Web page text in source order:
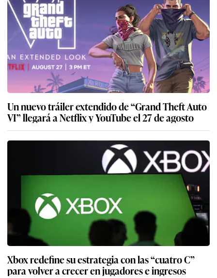
Un nuevo tráiler extendido de “Grand Theft Auto
VI” llegará a Netflix y YouTube el 27 de agosto
Xbox redefine su estrategia con las “cuatro C”
para volver a crecer en jugadores e ingresos